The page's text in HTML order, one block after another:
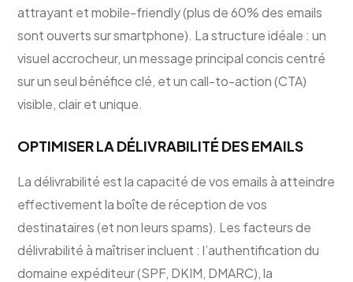
attrayant et mobile-friendly (plus de 60% des emails
sont ouverts sur smartphone). La structure idéale : un
visuel accrocheur, un message principal concis centré
sur un seul bénéfice clé, et un call-to-action (CTA)
visible, clair et unique.
OPTIMISER LA DÉLIVRABILITÉ DES EMAILS
La délivrabilité est la capacité de vos emails à atteindre
effectivement la boîte de réception de vos
destinataires (et non leurs spams). Les facteurs de
délivrabilité à maîtriser incluent : l’authentification du
domaine expéditeur (SPF, DKIM, DMARC), la